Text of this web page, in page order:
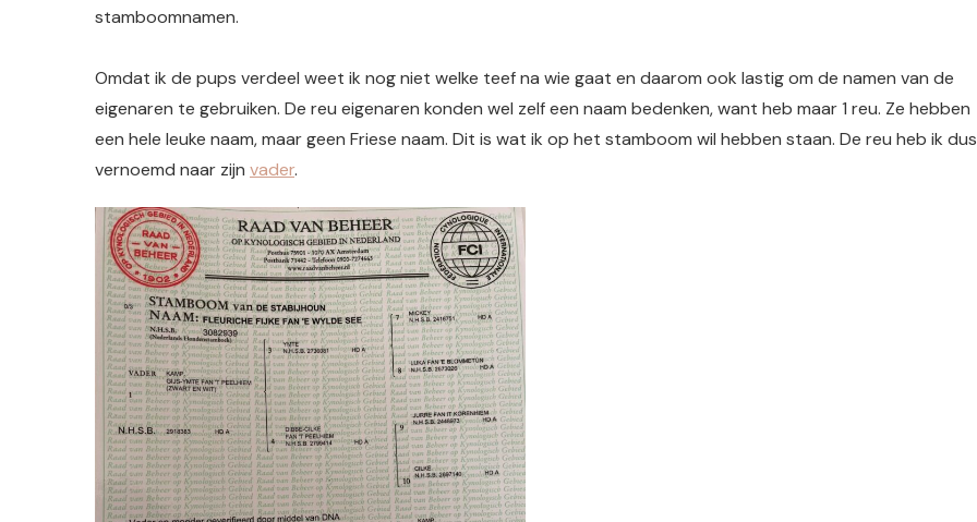
stamboomnamen.
Omdat ik de pups verdeel weet ik nog niet welke teef na wie gaat en daarom ook lastig om de namen van de
eigenaren te gebruiken. De reu eigenaren konden wel zelf een naam bedenken, want heb maar 1 reu. Ze hebben
een hele leuke naam, maar geen Friese naam. Dit is wat ik op het stamboom wil hebben staan. De reu heb ik dus
vernoemd naar zijn vader.